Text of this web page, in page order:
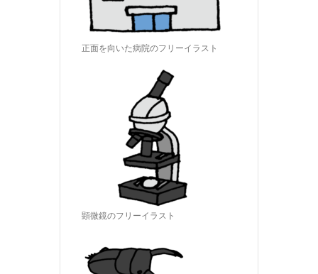
正面を向いた病院のフリーイラスト
顕微鏡のフリーイラスト